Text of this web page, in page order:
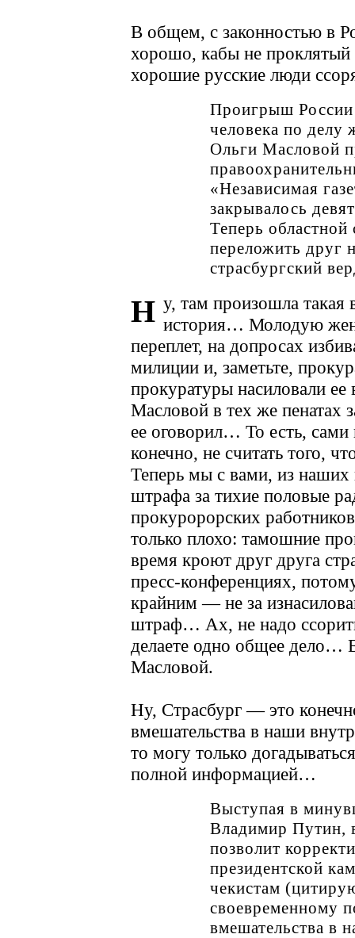
В общем, с законностью в
хорошо, кабы не проклятый
хорошие русские люди
Проигрыш России
человека по
Ольги Масловой
«Независимая
закрывалось
Теперь
переложить друг
страсбургский
Н у, там произошла такая
история… Молодую
переплет, на допросах
милиции и, заметьте,
прокуратуры насиловали
Масловой в тех же пенатах
ее оговорил… То есть,
конечно, не считать того,
Теперь мы с вами, из наших
штрафа за тихие половые
прокуророрских
только плохо: тамошние
время кроют друг друга
пресс-конференциях,
крайним — не за
штраф… Ах, не надо
делаете одно общее дело…
Масловой.
Ну, Страсбург — это
вмешательства в наши
то могу только
полной информацией…
Выступая в
Владимир Путин,
позволит
президентской
чекистам
своевременному
вмешательства в